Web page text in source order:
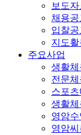
보도자
채용공
입찰공
지도
주요사업
생활
전문
스포
생활체
영암
영암